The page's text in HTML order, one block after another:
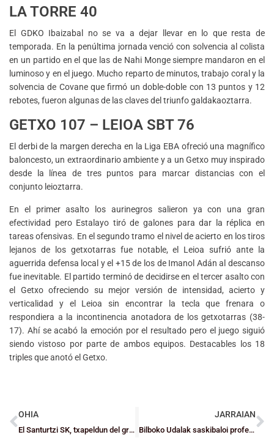
LA TORRE 40
El GDKO Ibaizabal no se va a dejar llevar en lo que resta de
temporada. En la penúltima jornada venció con solvencia al colista
en un partido en el que las de Nahi Monge siempre mandaron en el
luminoso y en el juego. Mucho reparto de minutos, trabajo coral y la
solvencia de Covane que firmó un doble-doble con 13 puntos y 12
rebotes, fueron algunas de las claves del triunfo galdakaoztarra.
GETXO 107 – LEIOA SBT 76
El derbi de la margen derecha en la Liga EBA ofreció una magnífico
baloncesto, un extraordinario ambiente y a un Getxo muy inspirado
desde la línea de tres puntos para marcar distancias con el
conjunto leioztarra.
En el primer asalto los aurinegros salieron ya con una gran
efectividad pero Estalayo tiró de galones para dar la réplica en
tareas ofensivas. En el segundo tramo el nivel de acierto en los tiros
lejanos de los getxotarras fue notable, el Leioa sufrió ante la
aguerrida defensa local y el +15 de los de Imanol Adán al descanso
fue inevitable. El partido terminó de decidirse en el tercer asalto con
el Getxo ofreciendo su mejor versión de intensidad, acierto y
verticalidad y el Leioa sin encontrar la tecla que frenara o
respondiera a la incontinencia anotadora de los getxotarras (38-
17). Ahí se acabó la emoción por el resultado pero el juego siguió
siendo vistoso por parte de ambos equipos. Destacables los 18
triples que anotó el Getxo.
OHIA
El Santurtzi SK, txapeldun del grupo AA de la Liga EBA y billete directo para la Fase de Ascenso a LEB Plata
JARRAIAN
Bilboko Udalak saskibaloi profesionalerako gune bihurtuko du Artxandako Kiroldegiko Pabiloia